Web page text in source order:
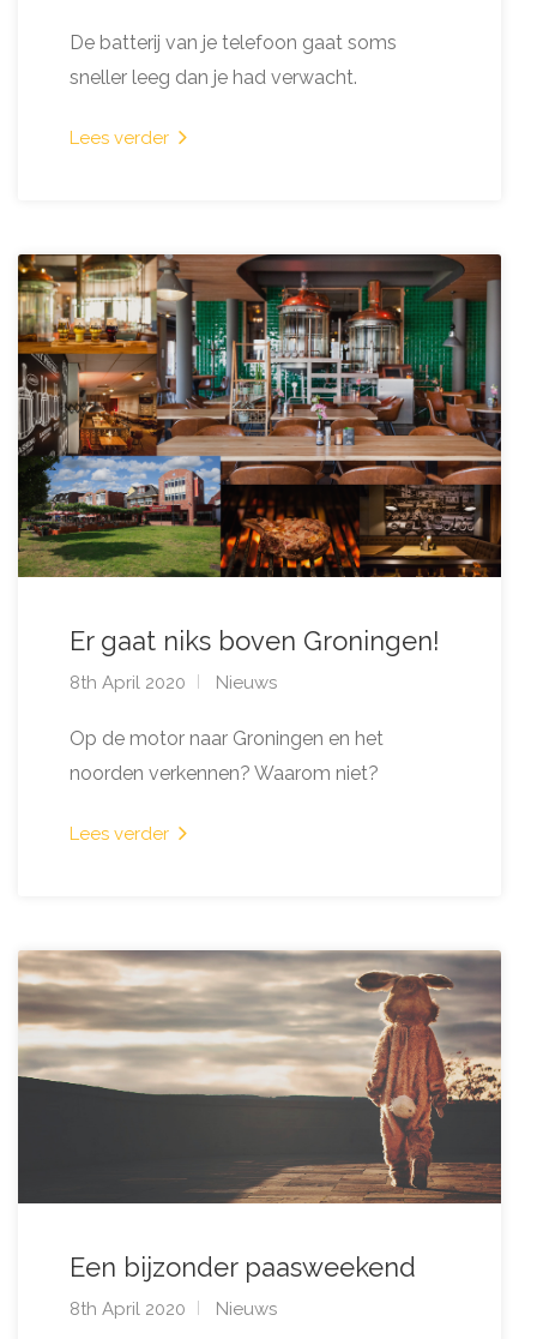
De batterij van je telefoon gaat soms
sneller leeg dan je had verwacht.
Lees verder
Er gaat niks boven Groningen!
8th April 2020 Nieuws
Op de motor naar Groningen en het
noorden verkennen? Waarom niet?
Lees verder
Een bijzonder paasweekend
8th April 2020 Nieuws